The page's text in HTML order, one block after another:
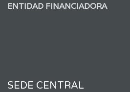
ENTIDAD FINANCIADORA
SEDE CENTRAL